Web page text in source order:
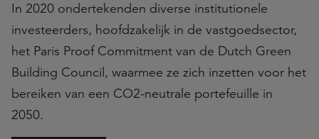
In 2020 ondertekenden diverse institutionele
investeerders, hoofdzakelijk in de vastgoedsector,
het Paris Proof Commitment van de Dutch Green
Building Council, waarmee ze zich inzetten voor het
bereiken van een CO2-neutrale portefeuille in
2050.